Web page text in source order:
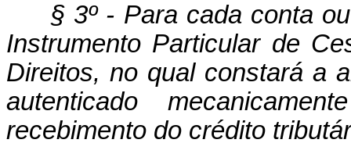
§ 3º - Para cada conta
Instrumento Particular de
Direitos, no qual constará a
autenticado
recebimento do crédito